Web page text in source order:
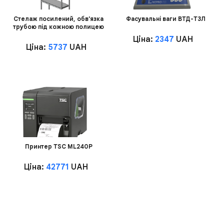
Стелаж посилений, обв'язка
трубою під кожною полицею
Ціна: 5737 UAH
Фасувальні ваги ВТД-Т3Л
Ціна: 2347 UAH
Принтер TSC ML240P
Ціна: 42771 UAH